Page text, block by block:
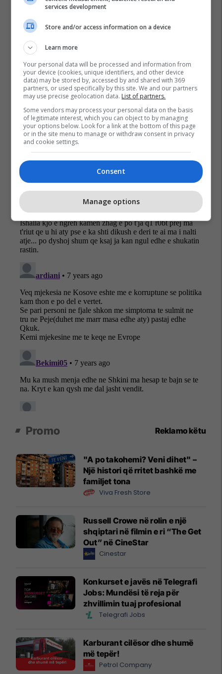
Rtv Dukagjini Adnan Hyseni Shskuk
Debat Plus
Avni Hyseni
Promo Reklamo këtu
"A po takohemi? Veni dihet" –
Një histori që rritet bashkë me
familjet tona
Viva Fresh Store
Russell Crowe në rolin e një
shqiptari në filmin e ri “The Get
Out” në CineStar
Cinestar
Konkurset e javës në Telegrafi
Jobs: Mundësi të reja për
zhvillimin tuaj profesional
Telegrafi Jobs
Karburant cilësor dhe shumë
më tepër!
Petrol Company
services development
Store and/or access information on a device
Learn more
Your personal data will be processed and information from
your device (cookies, unique identifiers, and other device
data) may be stored by, accessed by and shared with 369
partners, or used specifically by this site. We and our partners
may use precise geolocation data. List of partners.
Some vendors may process your personal data on the basis
of legitimate interest, which you can object to by managing
your options below. Look for a link at the bottom of this page
or in the site menu to manage or withdraw consent in privacy
and cookie settings.
Consent
Manage options